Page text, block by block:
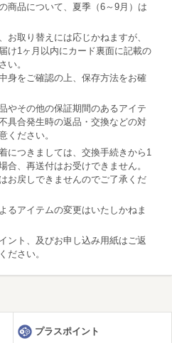
商品について、夏季（6～9月）は
お取り替えには応じかねますが、
け1ヶ月以内にカード裏面に記載の
い。
身をご確認の上、保存方法をお確
やその他の保証期間のあるアイテ
具合発生時の返品・交換などの対
ください。
につきましては、交換手続きから1
合、再送付はお受けできません。
お戻しできませんのでご了承くだ
るアイテムの変更はいたしかねま
ント、及びお申し込み用紙はご返
ださい。
プラスポイント